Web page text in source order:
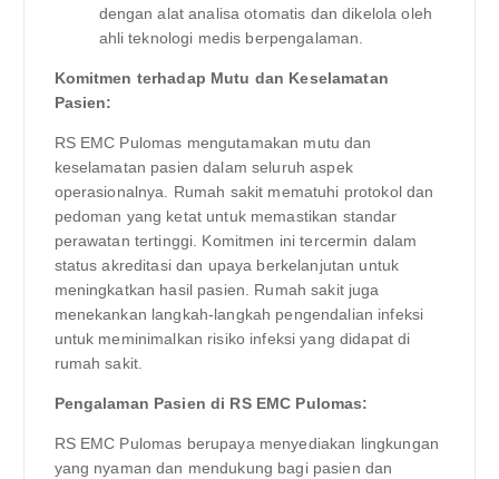
dengan alat analisa otomatis dan dikelola oleh
ahli teknologi medis berpengalaman.
Komitmen terhadap Mutu dan Keselamatan
Pasien:
RS EMC Pulomas mengutamakan mutu dan
keselamatan pasien dalam seluruh aspek
operasionalnya. Rumah sakit mematuhi protokol dan
pedoman yang ketat untuk memastikan standar
perawatan tertinggi. Komitmen ini tercermin dalam
status akreditasi dan upaya berkelanjutan untuk
meningkatkan hasil pasien. Rumah sakit juga
menekankan langkah-langkah pengendalian infeksi
untuk meminimalkan risiko infeksi yang didapat di
rumah sakit.
Pengalaman Pasien di RS EMC Pulomas:
RS EMC Pulomas berupaya menyediakan lingkungan
yang nyaman dan mendukung bagi pasien dan